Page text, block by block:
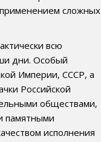
сложных
всю
дни. Особый
Империи, СССР, а
Российской
обществами,
памятными
исполнения